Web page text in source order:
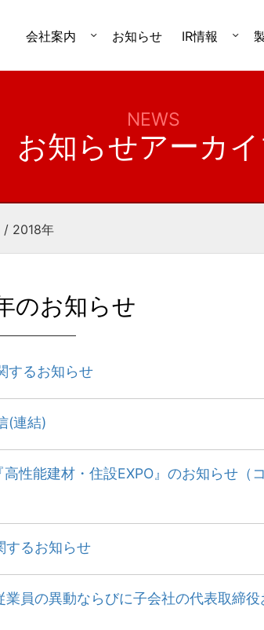
会社案内 お知らせ IR情報
NEWS
お知らせアーカ
/ 2018年
のお知らせ
するお知らせ
(連結)
性能建材・住設EXPO』のお知らせ（
するお知らせ
業員の異動ならびに子会社の代表取締